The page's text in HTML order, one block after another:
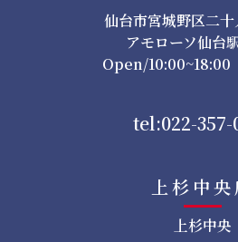
仙台市宮城野区二
アモローソ仙台
Open/
tel:022-357-
上杉中央
上杉中央